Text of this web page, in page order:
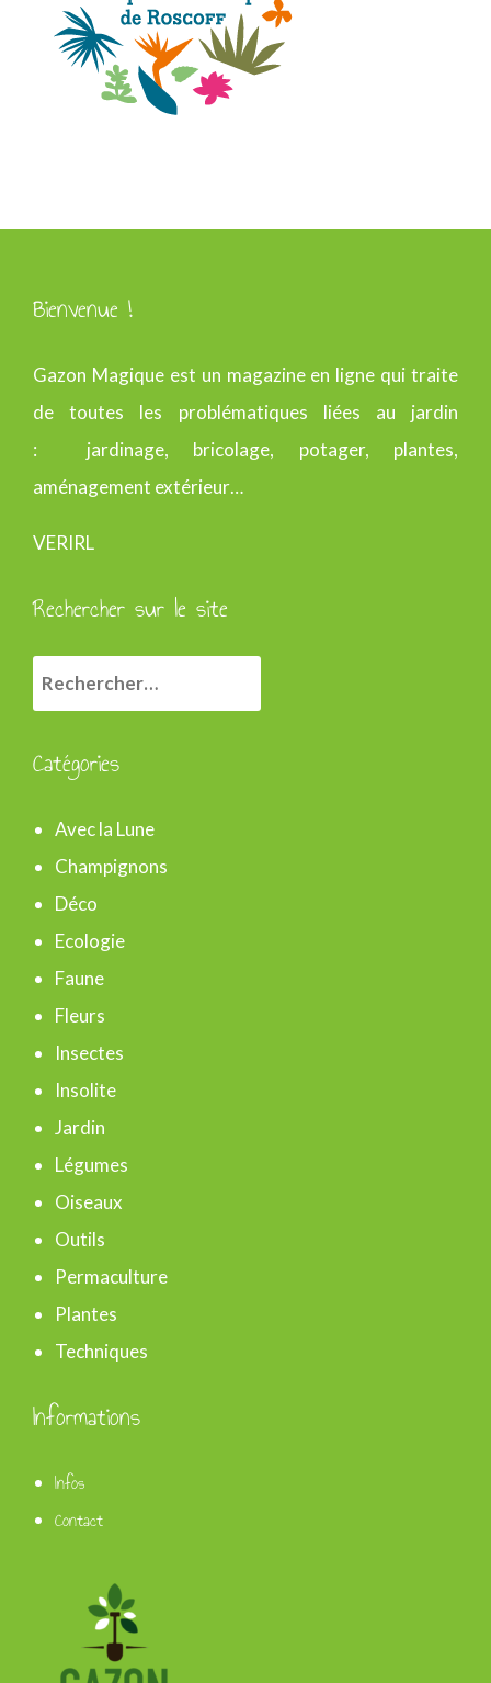
Bienvenue !
Gazon Magique est un magazine en ligne qui traite
de toutes les problématiques liées au jardin
: jardinage, bricolage, potager, plantes,
aménagement extérieur…
VERIRL
Rechercher sur le site
R
e
e
r
c
h
e
r
Catégories
Avec la Lune
Champignons
Déco
Ecologie
Faune
Fleurs
Insectes
Insolite
Jardin
Légumes
Oiseaux
Outils
Permaculture
Plantes
Techniques
Informations
Infos
Contact